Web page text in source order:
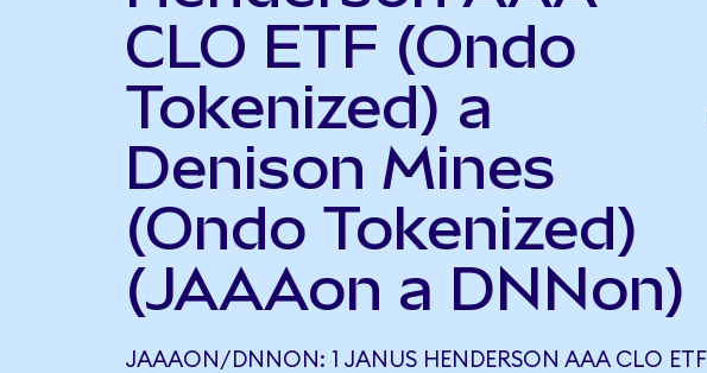
CLO ETF (Ondo
Tokenized) a
Denison Mines
(Ondo Tokenized)
(JAAAon a DNNon)
JAAAON/DNNON: 1 JANUS HENDERSON AAA CLO ETF